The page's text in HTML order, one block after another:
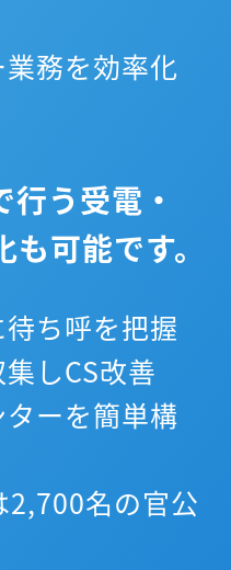
務を効率化
行う受電・
可能です。
ち呼を把握
しCS改善
ーを簡単構
2,700名の官公